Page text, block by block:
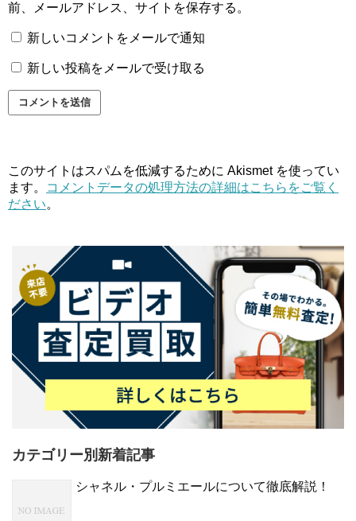
前、メールアドレス、サイトを保存する。
新しいコメントをメールで通知
新しい投稿をメールで受け取る
このサイトはスパムを低減するために Akismet を使ってい
ます。
コメントデータの処理方法の詳細はこちらをご覧く
ださい。
カテゴリー別新着記事
シャネル・プルミエールについて徹底解説！